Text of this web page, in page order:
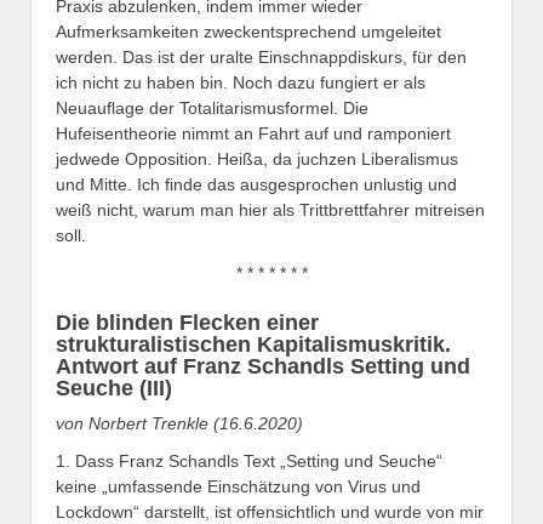
Praxis abzulenken, indem immer wieder
Aufmerksamkeiten zweckentsprechend umgeleitet
werden. Das ist der uralte Einschnappdiskurs, für den
ich nicht zu haben bin. Noch dazu fungiert er als
Neuauflage der Totalitarismusformel. Die
Hufeisentheorie nimmt an Fahrt auf und ramponiert
jedwede Opposition. Heißa, da juchzen Liberalismus
und Mitte. Ich finde das ausgesprochen unlustig und
weiß nicht, warum man hier als Trittbrettfahrer mitreisen
soll.
* * * * * * *
Die blinden Flecken einer
strukturalistischen Kapitalismuskritik.
Antwort auf Franz Schandls Setting und
Seuche (III)
von Norbert Trenkle (16.6.2020)
1. Dass Franz Schandls Text „Setting und Seuche“
keine „umfassende Einschätzung von Virus und
Lockdown“ darstellt, ist offensichtlich und wurde von mir